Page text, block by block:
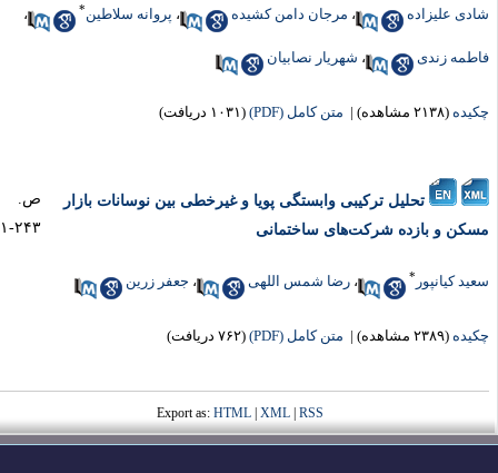
علیزاده ،مرجان دامن کشیده ،پروانه سلاطین* ،
زندی ،شهریار نصابیان
(۲۱۳۸ مشاهده) | متن کامل (PDF) (۱۰۳۱ دریافت)
تحلیل ترکیبی وابستگی پویا و غیرخطی بین نوسانات بازار
و بازده شرکت‌های ساختمانی
ص.
۲۴۳-۲۰۱
کیانپور ،رضا شمس اللهی ،جعفر زرین
(۲۳۸۹ مشاهده) | متن کامل (PDF) (۷۶۲ دریافت)
Export as:HTML|XML|RSS